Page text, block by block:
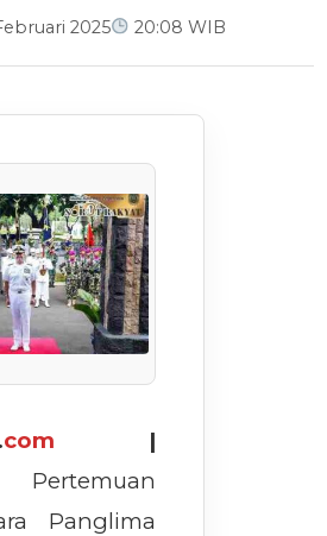
2025 20:08 WIB
com |
Pertemuan
Panglima